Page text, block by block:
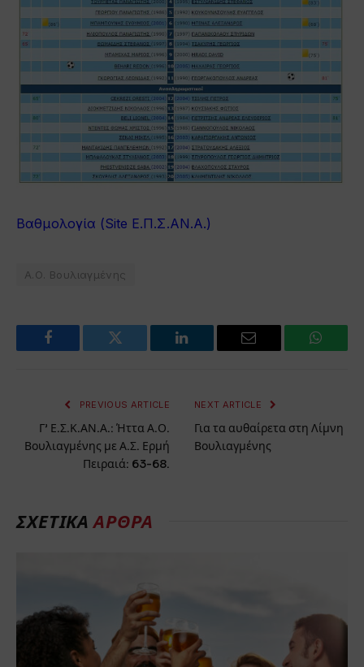
Βαθμολογία (Site Ε.Π.Σ.ΑΝ.Α.)
Α.Ο. Βουλιαγμένης
Facebook Twitter LinkedIn Email
PREVIOUS ARTICLE
Γ’ Ε.Σ.Κ.ΑΝ.Α.: Ήττα Α.Ο.
Βουλιαγμένης με Α.Σ. Ερμή
Πειραιά: 63-68.
NEXT ARTICLE
Για τα αυθαίρετα στη Λίμνη
Βουλιαγμένης
ΣΧΕΤΙΚΑΑΡΘΡΑ